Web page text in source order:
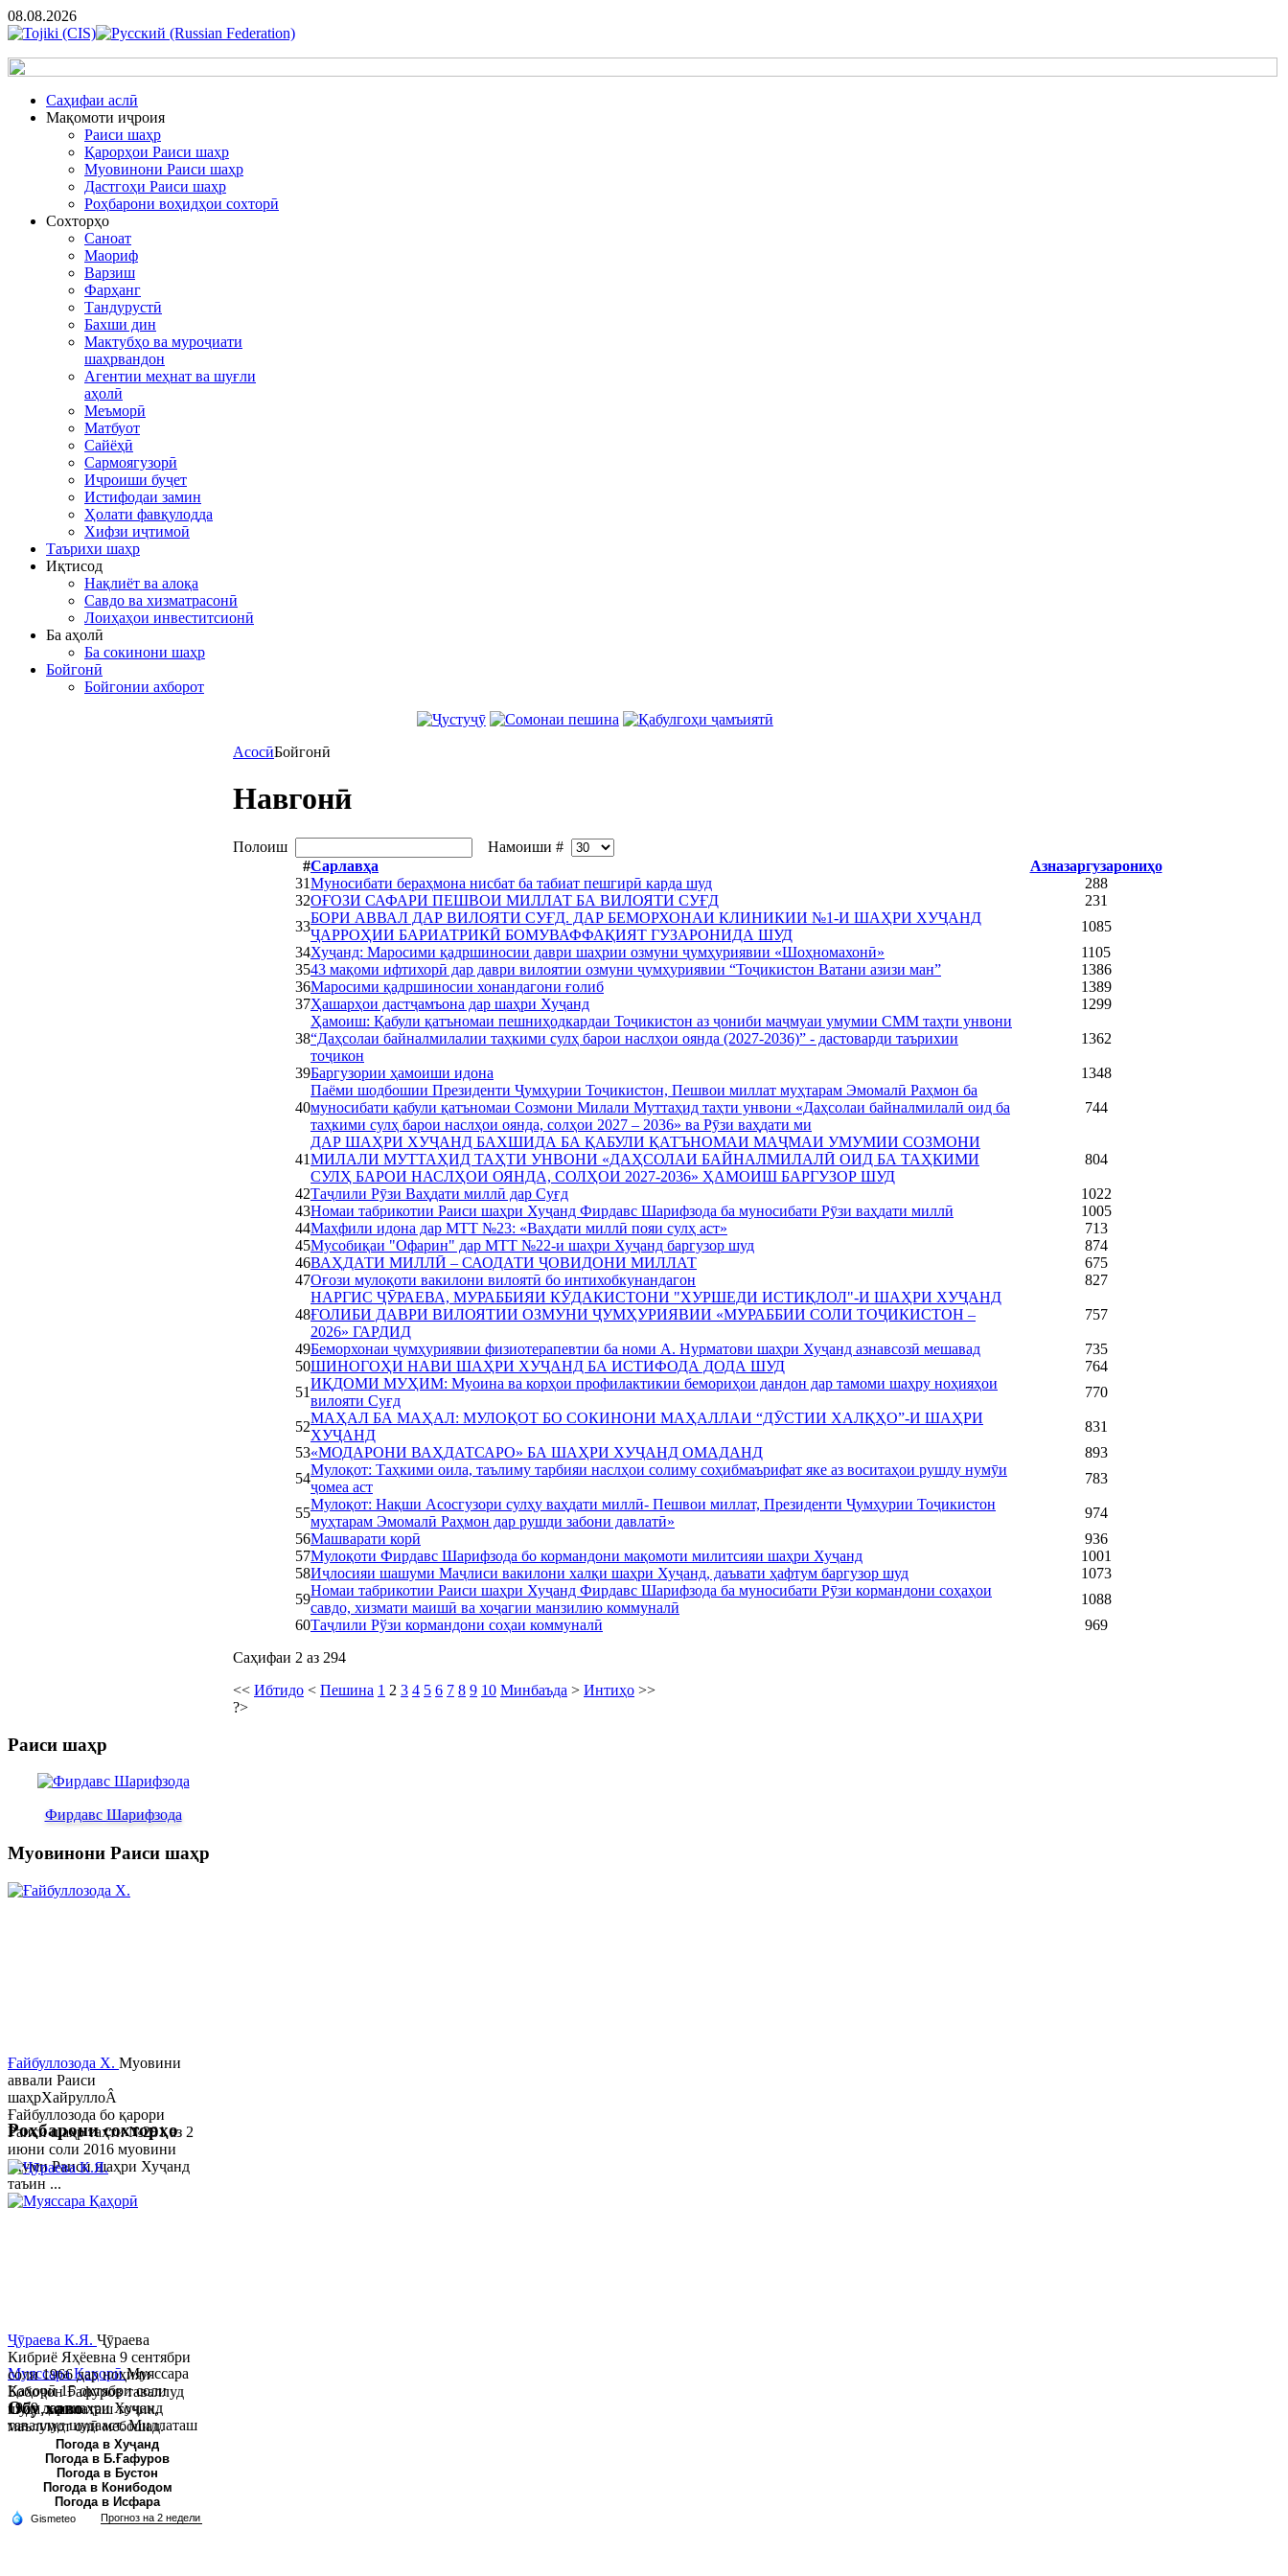
08.08.2026
Cаҳифаи аслӣ
Мақомоти иҷроия
Раиси шаҳр
Қарорҳои Раиси шаҳр
Муовинони Раиси шаҳр
Дастгоҳи Раиси шаҳр
Роҳбарони воҳидҳои сохторӣ
Сохторҳо
Саноат
Маориф
Варзиш
Фарҳанг
Тандурустӣ
Бахши дин
Мактубҳо ва муроҷиати
шаҳрвандон
Агентии меҳнат ва шуғли
аҳолӣ
Меъморӣ
Матбуот
Сайёҳӣ
Сармоягузорӣ
Иҷроиши буҷет
Истифодаи замин
Ҳолати фавқулодда
Хифзи иҷтимоӣ
Таърихи шаҳр
Иқтисод
Нақлиёт ва алоқа
Савдо ва хизматрасонӣ
Лоиҳаҳои инвеститсионӣ
Ба аҳолӣ
Ба сокинони шаҳр
Бойгонӣ
Бойгонии ахборот
АсосӣБойгонӣ
Навгонӣ
Полоиш
Намоиши #
#Сарлавҳа
Азназаргузарониҳо
31Муносибати бераҳмона нисбат ба табиат пешгирӣ карда шуд
288
32ОҒОЗИ САФАРИ ПЕШВОИ МИЛЛАТ БА ВИЛОЯТИ СУҒД
231
33
БОРИ АВВАЛ ДАР ВИЛОЯТИ СУҒД. ДАР БЕМОРХОНАИ КЛИНИКИИ №1-И ШАҲРИ ХУҶАНД
ҶАРРОҲИИ БАРИАТРИКӢ БОМУВАФФАҚИЯТ ГУЗАРОНИДА ШУД
1085
34Хуҷанд: Маросими қадршиносии даври шаҳрии озмуни ҷумҳуриявии «Шоҳномахонӣ»
1105
3543 мақоми ифтихорӣ дар даври вилоятии озмуни ҷумҳуриявии “Тоҷикистон Ватани азизи ман”
1386
36Маросими қадршиносии хонандагони ғолиб
1389
37Ҳашарҳои дастҷамъона дар шаҳри Хуҷанд 1299
38
Ҳамоиш: Қабули қатъномаи пешниҳодкардаи Тоҷикистон аз ҷониби маҷмуаи умумии СММ таҳти унвони
“Даҳсолаи байналмилалии таҳкими сулҳ барои наслҳои оянда (2027-2036)” - дастоварди таърихии
тоҷикон
1362
39Баргузории ҳамоиши идона 1348
40
Паёми шодбошии Президенти Ҷумҳурии Тоҷикистон, Пешвои миллат муҳтарам Эмомалӣ Раҳмон ба
муносибати қабули қатъномаи Созмони Милали Муттаҳид таҳти унвони «Даҳсолаи байналмилалӣ оид ба
таҳкими сулҳ барои наслҳои оянда, солҳои 2027 – 2036» ва Рӯзи ваҳдати ми
744
41
ДАР ШАҲРИ ХУҶАНД БАХШИДА БА ҚАБУЛИ ҚАТЪНОМАИ МАҶМАИ УМУМИИ СОЗМОНИ
МИЛАЛИ МУТТАҲИД ТАҲТИ УНВОНИ «ДАҲСОЛАИ БАЙНАЛМИЛАЛӢ ОИД БА ТАҲКИМИ
СУЛҲ БАРОИ НАСЛҲОИ ОЯНДА, СОЛҲОИ 2027-2036» ҲАМОИШ БАРГУЗОР ШУД
804
42Таҷлили Рӯзи Ваҳдати миллӣ дар Суғд
1022
43Номаи табрикотии Раиси шаҳри Хуҷанд Фирдавс Шарифзода ба муносибати Рӯзи ваҳдати миллӣ
1005
44Маҳфили идона дар МТТ №23: «Ваҳдати миллӣ пояи сулҳ аст»
713
45Мусобиқаи "Офарин" дар МТТ №22-и шаҳри Хуҷанд баргузор шуд
874
46ВАҲДАТИ МИЛЛӢ – САОДАТИ ҶОВИДОНИ МИЛЛАТ
675
47Оғози мулоқоти вакилони вилоятӣ бо интихобкунандагон 827
48
НАРГИС ҶӮРАЕВА, МУРАББИЯИ КӮДАКИСТОНИ "ХУРШЕДИ ИСТИҚЛОЛ"-И ШАҲРИ ХУҶАНД
ҒОЛИБИ ДАВРИ ВИЛОЯТИИ ОЗМУНИ ҶУМҲУРИЯВИИ «МУРАББИИ СОЛИ ТОҶИКИСТОН –
2026» ГАРДИД
757
49Беморхонаи ҷумҳуриявии физиотерапевтии ба номи А. Нурматови шаҳри Хуҷанд азнавсозӣ мешавад
735
50ШИНОГОҲИ НАВИ ШАҲРИ ХУҶАНД БА ИСТИФОДА ДОДА ШУД
764
51
ИҚДОМИ МУҲИМ: Муоина ва корҳои профилактикии бемориҳои дандон дар тамоми шаҳру ноҳияҳои
вилояти Суғд
770
52
МАҲАЛ БА МАҲАЛ: МУЛОҚОТ БО СОКИНОНИ МАҲАЛЛАИ “ДӮСТИИ ХАЛҚҲО”-И ШАҲРИ
ХУҶАНД
831
53«МОДАРОНИ ВАҲДАТСАРО» БА ШАҲРИ ХУҶАНД ОМАДАНД
893
54
Мулоқот: Таҳкими оила, таълиму тарбияи наслҳои солиму соҳибмаърифат яке аз воситаҳои рушду нумӯи
ҷомеа аст
783
55
Мулоқот: Нақши Асосгузори сулҳу ваҳдати миллӣ- Пешвои миллат, Президенти Ҷумҳурии Тоҷикистон
муҳтарам Эмомалӣ Раҳмон дар рушди забони давлатӣ»
974
56Машварати корӣ
936
57Мулоқоти Фирдавс Шарифзода бо кормандони мақомоти милитсияи шаҳри Хуҷанд
1001
58Иҷлосияи шашуми Маҷлиси вакилони халқи шаҳри Хуҷанд, даъвати ҳафтум баргузор шуд
1073
59
Номаи табрикотии Раиси шаҳри Хуҷанд Фирдавс Шарифзода ба муносибати Рӯзи кормандони соҳаҳои
савдо, хизмати маишӣ ва хоҷагии манзилию коммуналӣ
1088
60Таҷлили Рўзи кормандони соҳаи коммуналӣ
969
Саҳифаи 2 аз 294
<< Ибтидо < Пешина 1 2 3 4 5 6 7 8 9 10 Минбаъда > Интиҳо >>
?>
Раиси шаҳр
Фирдавс Шарифзода
Муовинони Раиси шаҳр
Ғайбуллозода Х. Муовини
аввали Раиси
шаҳрХайруллоÂ
Ғайбуллозода бо қарори
Раиси шаҳр таҳти №281 аз 2
июни соли 2016 муовини
якуми Раиси шаҳри Хуҷанд
таъин ...
Муяссара ҚаҳорӣМуяссара
Қаҳорӣ 15 октябри соли
1979 дар шаҳри Хуҷанд
таваллуд шудааст. Миллаташ
тоҷик. Маълумот олӣ. Соли
2002 Донишгоҳи давлатии
Хуҷанд ба...
Роҳбарони сохторҳо
Ҷӯраева К.Я. Ҷӯраева
Кибриё Яҳёевна 9 сентябри
соли 1966 дар ноҳияи
Бобоҷон Ғафуров таваллуд
шуда, миллаташ тоҷик,
маълумот олӣ мебошад.
Соли 1997 Донишг...
Обу хаво
Погода в Хуҷанд
Погода в Б.Ғафуров
Погода в Бустон
Погода в Конибодом
Погода в Исфара